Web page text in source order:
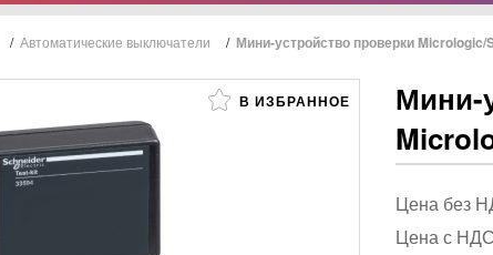
/ Автоматические выключатели / Мини-устройство проверки
В ИЗБРАННОЕ
Мини-
Цена без
Цена с